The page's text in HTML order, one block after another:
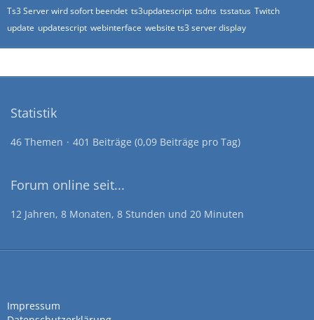
Ts3 Server wird sofort beendet ts3updatescript tsdns tsstatus Twitch
update updatescript webinterface website ts3 server display
Statistik
46 Themen 401 Beiträge (0,09 Beiträge pro Tag)
Forum online seit...
12 Jahren, 8 Monaten, 8 Stunden und 20 Minuten
Impressum